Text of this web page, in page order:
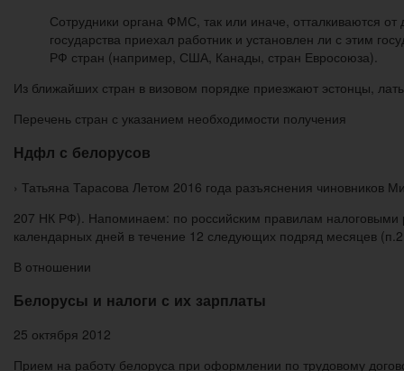
Сотрудники органа ФМС, так или иначе, отталкиваются от
государства приехал работник и установлен ли с этим
РФ стран (например, США, Канады, стран Евросоюза).
Из ближайших стран в визовом порядке приезжают эстонцы,
Перечень стран с указанием необходимости получения
Ндфл с белорусов
› Татьяна Тарасова Летом 2016 года разъяснения чиновников
207 НК РФ). Напоминаем: по российским правилам налоговыми
календарных дней в течение 12 следующих подряд месяцев
В отношении
Белорусы и налоги с их зарплаты
25 октября 2012
Прием на работу белоруса при оформлении по трудовому